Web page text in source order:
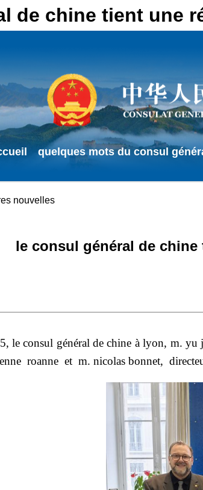
de chine tient une
quelques mots du consul
nouvelles
le consul général de
le consul général de chine à lyon, m.
roanneet m. nicolas bonnet,